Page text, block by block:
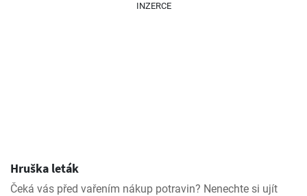
INZERCE
Hruška leták
Čeká vás před vařením nákup potravin? Nenechte si ujít